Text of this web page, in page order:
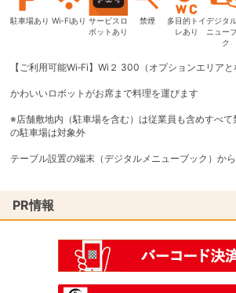
駐車場あり Wi-Fiあり サービスロ
ボットあり
禁煙
多目的トイ
レあり
デジタ
ニュー
ク
【ご利用可能Wi‐Fi】Wi２ 300（オプションエリア
かわいいロボットがお席まで料理を運びます
※店舗敷地内（駐車場を含む）は従業員も含めすべ
の駐車場は対象外
テーブル設置の端末（デジタルメニューブック）か
PR情報